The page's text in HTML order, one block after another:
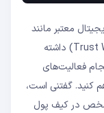
معتبر مانند
(Trust Wallet) داشته
فعالیت‌های
کنید. گفتنی است،
مشخص در کیف پول